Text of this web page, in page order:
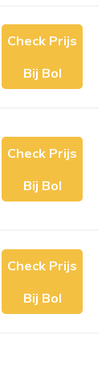
Check Prijs
Bij Bol
Check Prijs
Bij Bol
Check Prijs
Bij Bol